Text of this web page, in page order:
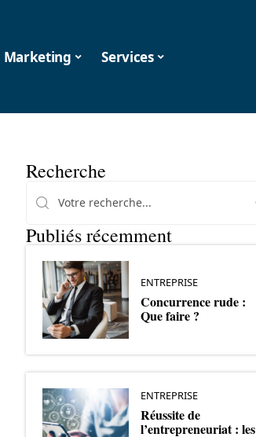
Marketing Services
Recherche
Publiés récemment
ENTREPRISE
Concurrence rude :
Que faire ?
ENTREPRISE
Réussite de
l’entrepreneuriat : les